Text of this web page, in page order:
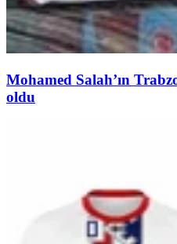
Mohamed Salah’ın
oldu